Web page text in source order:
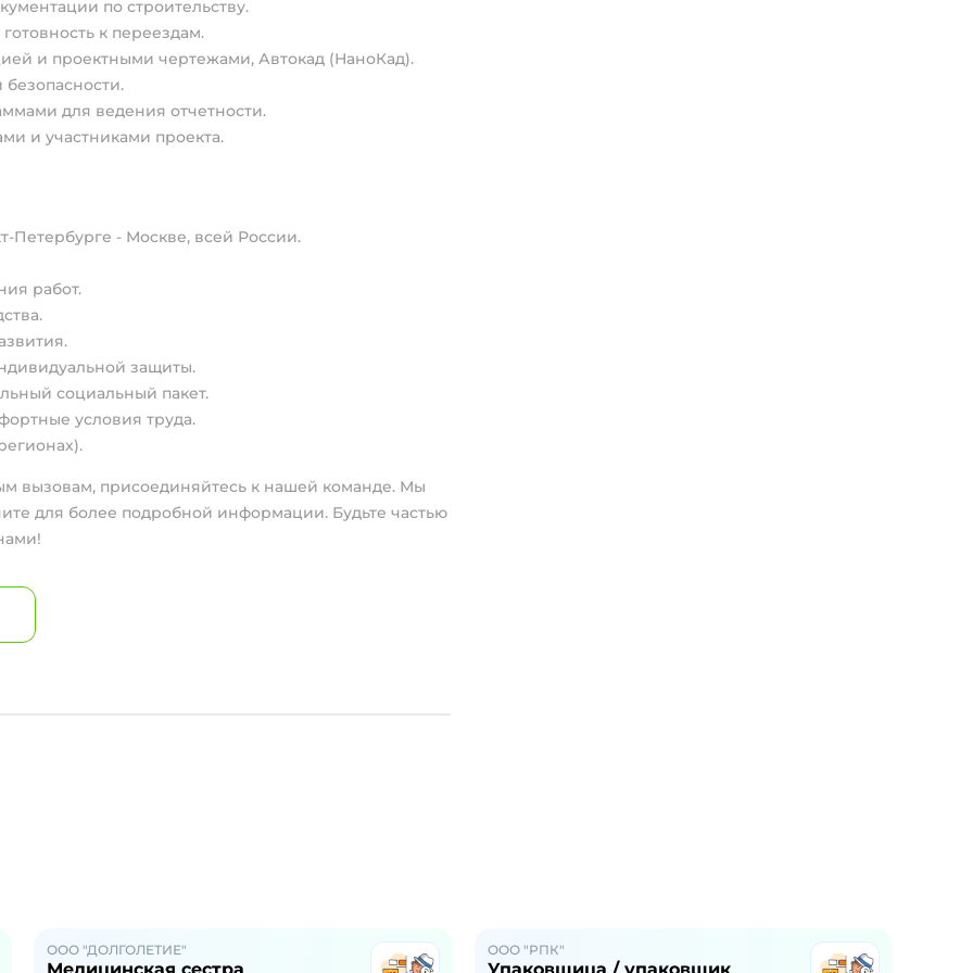
по строительству.
к переездам.
и проектными чертежами, Автокад (НаноКад).
для ведения отчетности.
и участниками проекта.
Петербурге - Москве, всей России.
работ.
защиты.
социальный пакет.
условия труда.
вызовам, присоединяйтесь к нашей команде. Мы
для более подробной информации. Будьте частью
ООО "ДОЛГОЛЕТИЕ" ООО "РПК"